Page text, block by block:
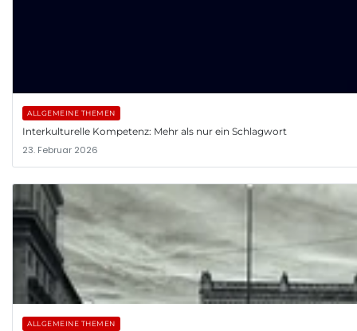
ALLGEMEINE THEMEN
Interkulturelle Kompetenz: Mehr als nur ein Schlagwort
23. Februar 2026
ALLGEMEINE THEMEN